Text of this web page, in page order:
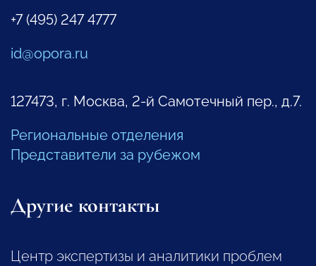
+7 (495) 247 4777
id@opora.ru
127473, г. Москва, 2-й Самотечный пер., д.7.
Региональные отделения
Представители за рубежом
Другие контакты
Центр экспертизы и аналитики проблем